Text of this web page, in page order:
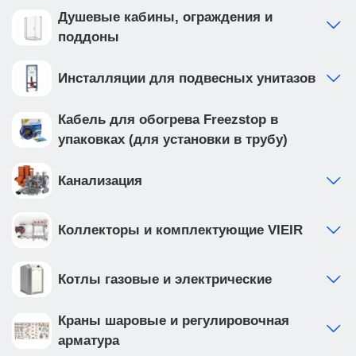
панорамным остеклением окон.
использования в водяных системах отопления
внешним теплосетям по зависимой или
независимой схемам.
Технические характеристики одной секции:
Межосевое расстояние, мм 350
80, глубина 90
Объем теплоносителя, л 0,18
Масса, кг 1,25
Base широко используют при строительстве
новых и модернизации существующих систем
Душевые кабины, ограждения и
поддоны
Инсталляции для подвесных унитазов
Кабель для обогрева Freezstop в
упаковках (для установки в трубу)
Канализация
Коллекторы и комплектующие VIEIR
Котлы газовые и электрические
Краны шаровые и регулировочная
арматура